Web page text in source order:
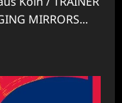
MIRRORS...